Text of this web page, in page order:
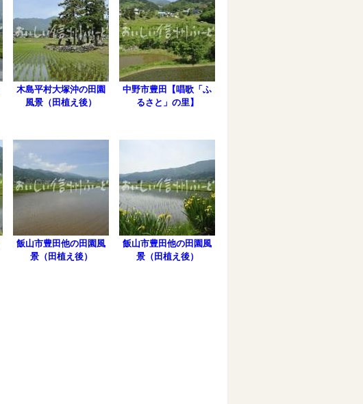
木島平村大塚沖の田園
風景（田植え後）
中野市豊田【唱歌「ふ
るさと」の里】
飯山市豊田他の田園風
景（田植え後）
飯山市豊田他の田園風
景（田植え後）